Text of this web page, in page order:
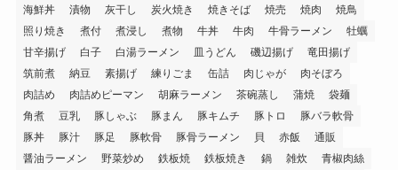
海鮮丼
漬物 灰干し 炭火焼き 焼きそば 焼売 焼肉
焼鳥
照り焼き
煮付 煮浸し 煮物 牛丼 牛肉 牛骨ラーメン
牡蠣
甘辛揚げ
白子 白湯ラーメン 皿うどん 磯辺揚げ
竜田揚げ
筑前煮
納豆 素揚げ 練りごま 缶詰 肉じゃが
肉そぼろ
肉詰め
肉詰めピーマン 胡麻ラーメン 茶碗蒸し 蒲焼
袋麺
角煮
豆乳 豚しゃぶ 豚まん 豚キムチ 豚トロ
豚バラ軟骨
豚丼
豚汁 豚足 豚軟骨 豚骨ラーメン 貝 赤飯
通販
醤油ラーメン
野菜炒め 鉄板焼 鉄板焼き 鍋 雑炊
青椒肉絲